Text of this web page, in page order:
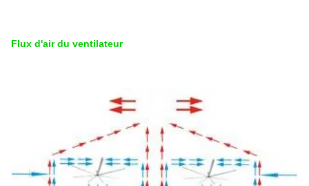
Flux d'air du ventilateur